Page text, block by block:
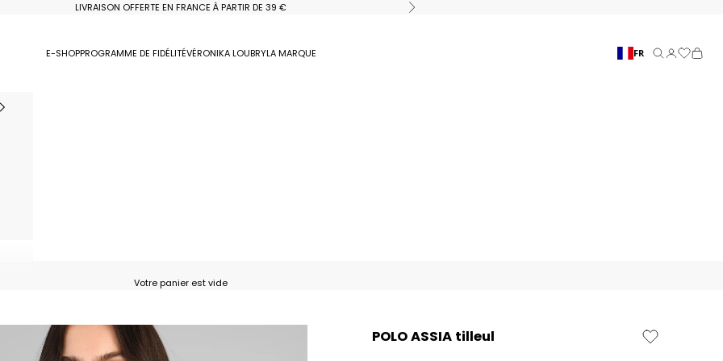
LIVRAISON OFFERTE EN FRANCE À PARTIR DE 39 € Suivant
E-SHOPPROGRAMME DE FIDÉLITÉVÉRONIKA LOUBRYLA MARQUE FR Recherche
Connexion
Panier
Votre panier est vide
POLO ASSIA tilleul